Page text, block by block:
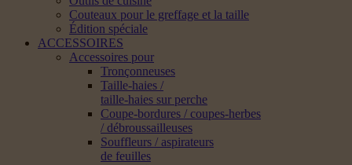
Couteaux pour le greffage et la taille
Édition spéciale
ACCESSOIRES
Accessoires pour
Tronçonneuses
Taille-haies /
taille-haies sur perche
Coupe-bordures / coupes-herbes
/ débroussailleuses
Souffleurs / aspirateurs
de feuilles